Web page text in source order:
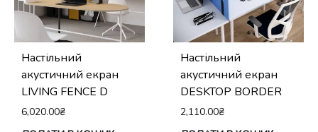
Настільний
акустичний екран
LIVING FENCE D
6,020.00₴
Настільний
акустичний екран
DESKTOP BORDER
2,110.00₴